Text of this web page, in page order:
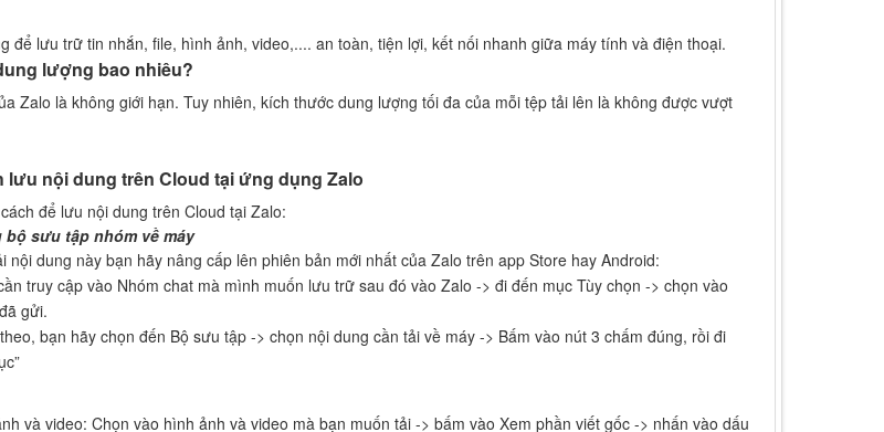
để lưu trữ tin nhắn, file, hình ảnh, video,.... an toàn, tiện lợi, kết nối nhanh giữa máy tính và điện thoại.
lượng bao nhiêu?
Zalo là không giới hạn. Tuy nhiên, kích thước dung lượng tối đa của mỗi tệp tải lên là không được vượt
lưu nội dung trên Cloud tại ứng dụng Zalo
để lưu nội dung trên Cloud tại Zalo:
sưu tập nhóm về máy
nội dung này bạn hãy nâng cấp lên phiên bản mới nhất của Zalo trên app Store hay Android:
truy cập vào Nhóm chat mà mình muốn lưu trữ sau đó vào Zalo -> đi đến mục Tùy chọn -> chọn vào
gửi.
bạn hãy chọn đến Bộ sưu tập -> chọn nội dung cần tải về máy -> Bấm vào nút 3 chấm đúng, rồi đi
và video: Chọn vào hình ảnh và video mà bạn muốn tải -> bấm vào Xem phần viết gốc -> nhấn vào dấu